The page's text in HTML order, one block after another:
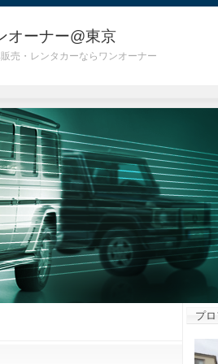
オーナー@東京
売・レンタカーならワンオーナー
プ